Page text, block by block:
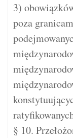
3)
poza
§ 10.